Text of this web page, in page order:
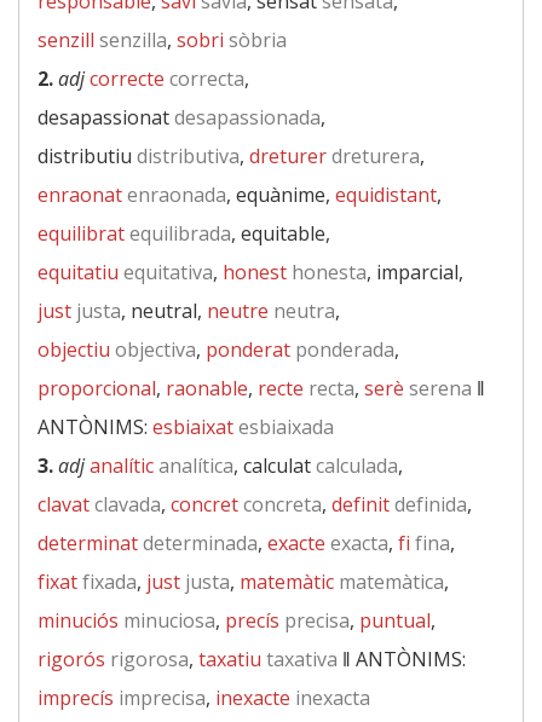
senzill senzilla, sobri sòbria
2.adjcorrecte correcta,
desapassionatdesapassionada,
distributiu distributiva, dreturerdreturera,
enraonatenraonada, equànime, equidistant,
equilibratequilibrada, equitable,
equitatiu equitativa, honest honesta, imparcial,
just justa, neutral, neutre neutra,
objectiu objectiva, ponderat ponderada,
proporcional, raonable, recte recta, serè serena ‖
ANTÒNIMS: esbiaixatesbiaixada
3.adjanalíticanalítica, calculatcalculada,
clavatclavada, concretconcreta, definitdefinida,
determinatdeterminada, exacte exacta, fi fina,
fixatfixada, just justa, matemàtic matemàtica,
minuciós minuciosa, precís precisa, puntual,
rigorós rigorosa, taxatiu taxativa ‖ ANTÒNIMS:
imprecís imprecisa, inexacte inexacta